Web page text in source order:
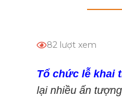
82 lượt xem
Tổ chức lễ khai
lại nhiều ấn